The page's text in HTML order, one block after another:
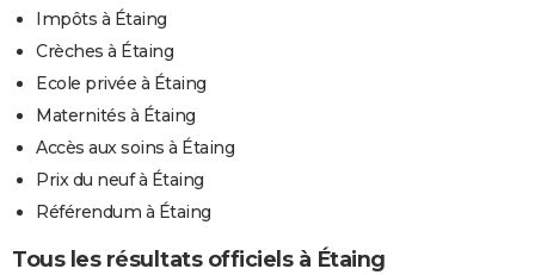
Impôts à Étaing
Crèches à Étaing
Ecole privée à Étaing
Maternités à Étaing
Accès aux soins à Étaing
Prix du neuf à Étaing
Référendum à Étaing
Tous les résultats officiels à Étaing